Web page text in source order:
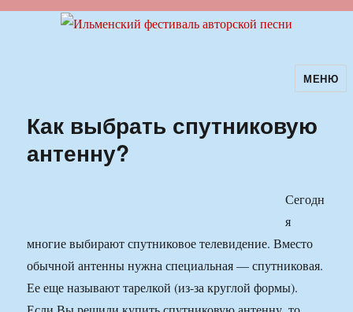
Ильменский фестиваль авторскойМЕНЮ
Как выбрать спутниковую
антенну?
Сегодн
я
многие выбирают спутниковое телевидение. Вместо
обычной антенны нужна специальная — спутниковая.
Ее еще называют тарелкой (из-за круглой формы).